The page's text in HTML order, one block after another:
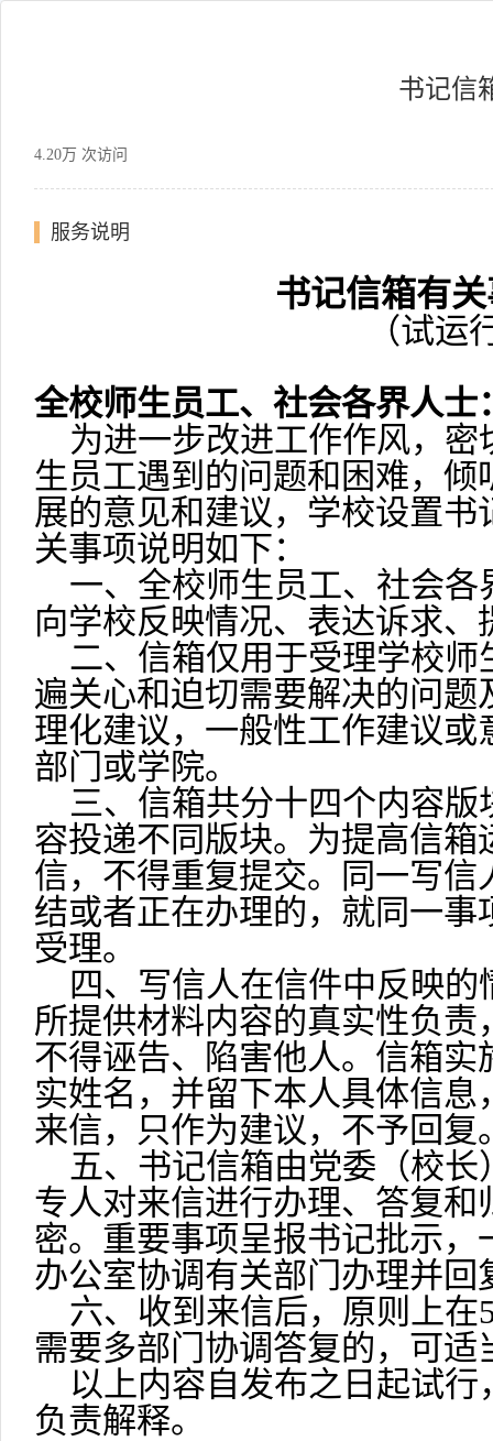
书记信
4.20万 次访问
服务说明
书记信箱有
（试运
全校师生员工、社会各界人士
为进一步改进工作作风，密
生员工遇到的问题和困难，
展的意见和建议，学校设置
关事项说明如下：
一、全校师生员工、社会各
向学校反映情况、表达诉求、
二、信箱仅用于受理学校师
遍关心和迫切需要解决的问
理化建议，一般性工作建议
部门或学院。
三、信箱共分十四个内容版
容投递不同版块。为提高信
信，不得重复提交。同一写
结或者正在办理的，就同一
受理。
四、写信人在信件中反映的
所提供材料内容的真实性负
不得诬告、陷害他人。信箱
实姓名，并留下本人具体信
来信，只作为建议，不予回复
五、书记信箱由党委（校长
专人对来信进行办理、答复
密。重要事项呈报书记批示
办公室协调有关部门办理并回
六、收到来信后，原则上在
需要多部门协调答复的，可适
以上内容自发布之日起试行
负责解释。